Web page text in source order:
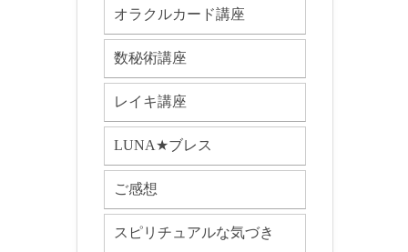
オラクルカード講座
数秘術講座
レイキ講座
LUNA★ブレス
ご感想
スピリチュアルな気づき